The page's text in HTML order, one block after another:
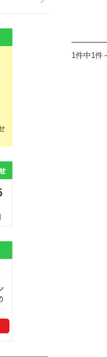
1件中1件